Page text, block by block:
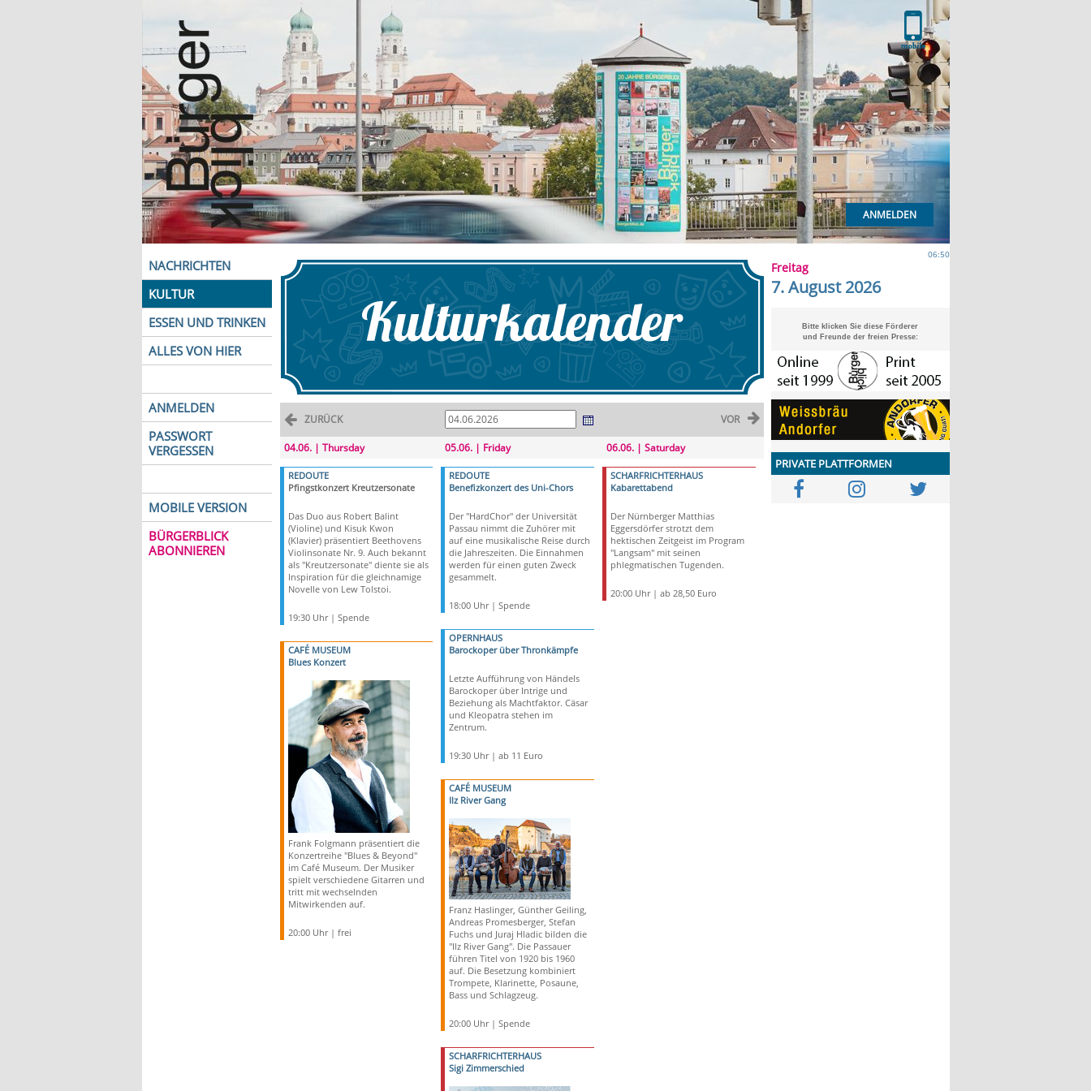
ANMELDEN
NACHRICHTEN
KULTUR
ESSEN UND TRINKEN
ALLES VON HIER
ANMELDEN
PASSWORT
VERGESSEN
MOBILE VERSION
BÜRGERBLICK
ABONNIEREN
ZURÜCK VOR
04.06. | Thursday
REDOUTE
Pfingstkonzert Kreutzersonate
Das Duo aus Robert Balint
(Violine) und Kisuk Kwon
(Klavier) präsentiert Beethovens
Violinsonate Nr. 9. Auch bekannt
als "Kreutzersonate" diente sie als
Inspiration für die gleichnamige
Novelle von Lew Tolstoi.
19:30 Uhr | Spende
CAFÉ MUSEUM
Blues Konzert
Frank Folgmann präsentiert die
Konzertreihe "Blues & Beyond"
im Café Museum. Der Musiker
spielt verschiedene Gitarren und
tritt mit wechselnden
Mitwirkenden auf.
20:00 Uhr | frei
05.06. | Friday
REDOUTE
Benefizkonzert des Uni-Chors
Der "HardChor" der Universität
Passau nimmt die Zuhörer mit
auf eine musikalische Reise durch
die Jahreszeiten. Die Einnahmen
werden für einen guten Zweck
gesammelt.
18:00 Uhr | Spende
OPERNHAUS
Barockoper über Thronkämpfe
Letzte Aufführung von Händels
Barockoper über Intrige und
Beziehung als Machtfaktor. Cäsar
und Kleopatra stehen im
Zentrum.
19:30 Uhr | ab 11 Euro
CAFÉ MUSEUM
Ilz River Gang
Franz Haslinger, Günther Geiling,
Andreas Promesberger, Stefan
Fuchs und Juraj Hladic bilden die
"Ilz River Gang". Die Passauer
führen Titel von 1920 bis 1960
auf. Die Besetzung kombiniert
Trompete, Klarinette, Posaune,
Bass und Schlagzeug.
20:00 Uhr | Spende
SCHARFRICHTERHAUS
Sigi Zimmerschied
06.06. | Saturday
SCHARFRICHTERHAUS
Kabarettabend
Der Nürnberger Matthias
Eggersdörfer strotzt dem
hektischen Zeitgeist im Program
"Langsam" mit seinen
phlegmatischen Tugenden.
20:00 Uhr | ab 28,50 Euro
06:50
Freitag
7. August 2026
Bitte klicken Sie diese Förderer
und Freunde der freien Presse:
PRIVATE PLATTFORMEN